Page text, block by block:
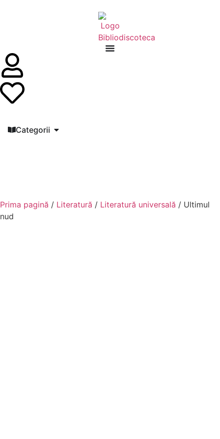
Categorii
Prima pagină / Literatură / Literatură universală / Ultimul
nud